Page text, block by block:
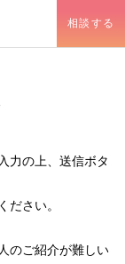
相談する
力の上、送信ボタ
ださい。
のご紹介が難しい